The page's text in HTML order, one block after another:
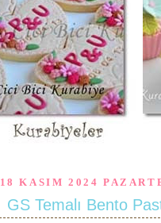
18 KASIM 2024
GS Temalı Bento